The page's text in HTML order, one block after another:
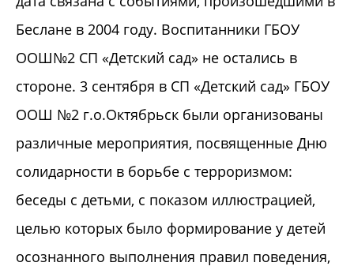
Беслане в 2004 году. Воспитанники ГБОУ
ООШ№2 СП «Детский сад» не остались в
стороне. 3 сентября в СП «Детский сад» ГБОУ
ООШ №2 г.о.Октябрьск были организованы
различные мероприятия, посвященные Дню
солидарности в борьбе с терроризмом:
беседы с детьми, с показом иллюстрацией,
целью которых было формирование у детей
осознанного выполнения правил поведения,